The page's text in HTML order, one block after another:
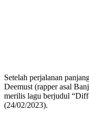
Setelah perjalanan
Deemust (rapper asal
merilis lagu berjudul
(24/02/2023).